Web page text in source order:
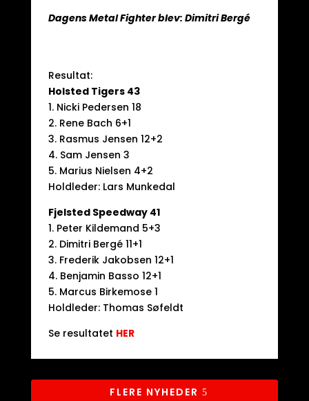
Dagens Metal Fighter blev: Dimitri Bergé
Resultat:
Holsted Tigers 43
1. Nicki Pedersen 18
2. Rene Bach 6+1
3. Rasmus Jensen 12+2
4. Sam Jensen 3
5. Marius Nielsen 4+2
Holdleder: Lars Munkedal
Fjelsted Speedway 41
1. Peter Kildemand 5+3
2. Dimitri Bergé 11+1
3. Frederik Jakobsen 12+1
4. Benjamin Basso 12+1
5. Marcus Birkemose 1
Holdleder: Thomas Søfeldt
Se resultatet HER
FLERE NYHEDER